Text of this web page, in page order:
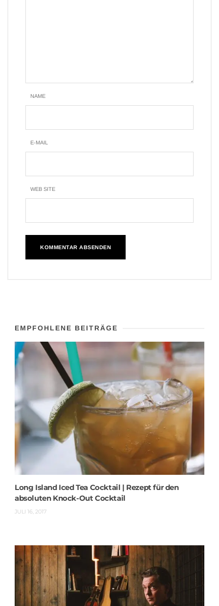
NAME
E-MAIL
WEB SITE
EMPFOHLENE BEITRÄGE
Long Island Iced Tea Cocktail | Rezept für den
absoluten Knock-Out Cocktail
JULI 16, 2017